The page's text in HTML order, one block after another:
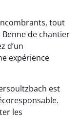
tout
de chantier
d’un
expérience
est
les